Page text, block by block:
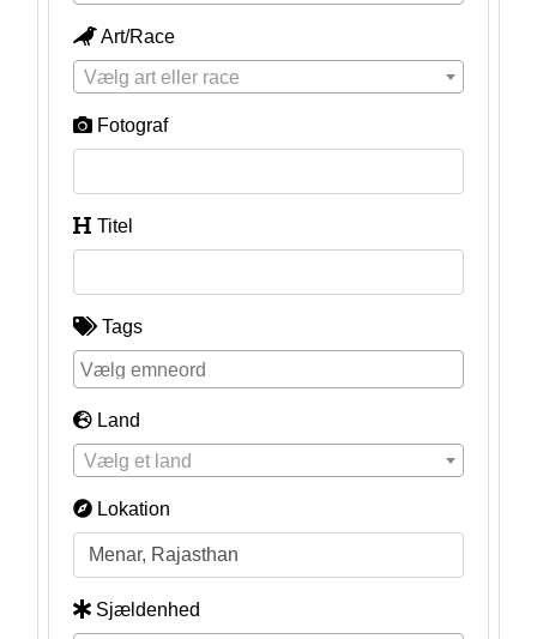
Art/Race
Vælg art eller race
Fotograf
Titel
Tags
Land
Vælg et land
Lokation
Sjældenhed